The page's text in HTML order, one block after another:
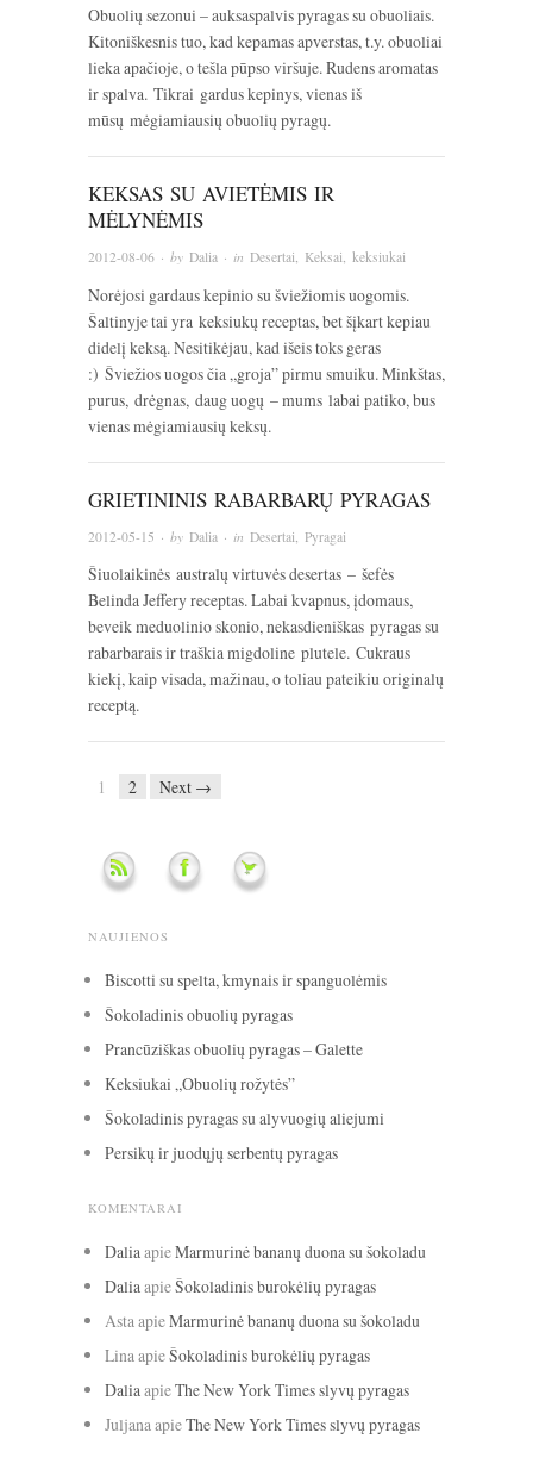
Obuolių sezonui – auksaspalvis pyragas su obuoliais.
Kitoniškesnis tuo, kad kepamas apverstas, t.y. obuoliai
lieka apačioje, o tešla pūpso viršuje. Rudens aromatas
ir spalva. Tikrai gardus kepinys, vienas iš
mūsų mėgiamiausių obuolių pyragų.
KEKSAS SU AVIETĖMIS IR
MĖLYNĖMIS
2012-08-06 · by Dalia · in Desertai, Keksai, keksiukai
Norėjosi gardaus kepinio su šviežiomis uogomis.
Šaltinyje tai yra keksiukų receptas, bet šįkart kepiau
didelį keksą. Nesitikėjau, kad išeis toks geras
:) Šviežios uogos čia „groja” pirmu smuiku. Minkštas,
purus, drėgnas, daug uogų – mums labai patiko, bus
vienas mėgiamiausių keksų.
GRIETININIS RABARBARŲ PYRAGAS
2012-05-15 · by Dalia · in Desertai Pyragai
Šiuolaikinės australų virtuvės desertas – šefės
Belinda Jeffery receptas. Labai kvapnus, įdomaus,
beveik meduolinio skonio, nekasdieniškas pyragas su
rabarbarais ir traškia migdoline plutele. Cukraus
kiekį, kaip visada, mažinau, o toliau pateikiu originalų
receptą.
1 2 Next →
NAUJIENOS
Biscotti su spelta, kmynais ir spanguolėmis
Šokoladinis obuolių pyragas
Prancūziškas obuolių pyragas – Galette
Keksiukai „Obuolių rožytės”
Šokoladinis pyragas su alyvuogių aliejumi
Persikų ir juodųjų serbentų pyragas
KOMENTARAI
DaliaapieMarmurinė bananų duona su šokoladu
DaliaapieŠokoladinis burokėlių pyragas
AstaapieMarmurinė bananų duona su šokoladu
LinaapieŠokoladinis burokėlių pyragas
DaliaapieThe New York Times slyvų pyragas
JuljanaapieThe New York Times slyvų pyragas